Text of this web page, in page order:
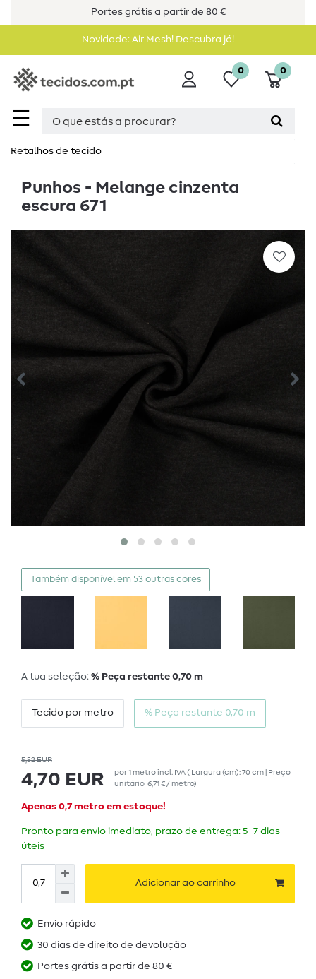
Portes grátis a partir de 80 €
Novidade: Air Mesh! Descubra já!
☰
0 0
Retalhos de tecido
Punhos - Melange cinzenta
escura 671
Também disponível em 53 outras cores
A tua seleção: % Peça restante 0,70 m
Tecido por metro % Peça restante 0,70 m
5,52 EUR
4,70 EUR por1 metroincl. IVA( Largura (cm): 70 cm | Preço
unitário 6,71 € / metro)
Apenas 0,7 metro em estoque!
Pronto para envio imediato, prazo de entrega: 5–7 dias
úteis
Adicionar ao carrinho
Envio rápido
30 dias de direito de devolução
Portes grátis a partir de 80 €